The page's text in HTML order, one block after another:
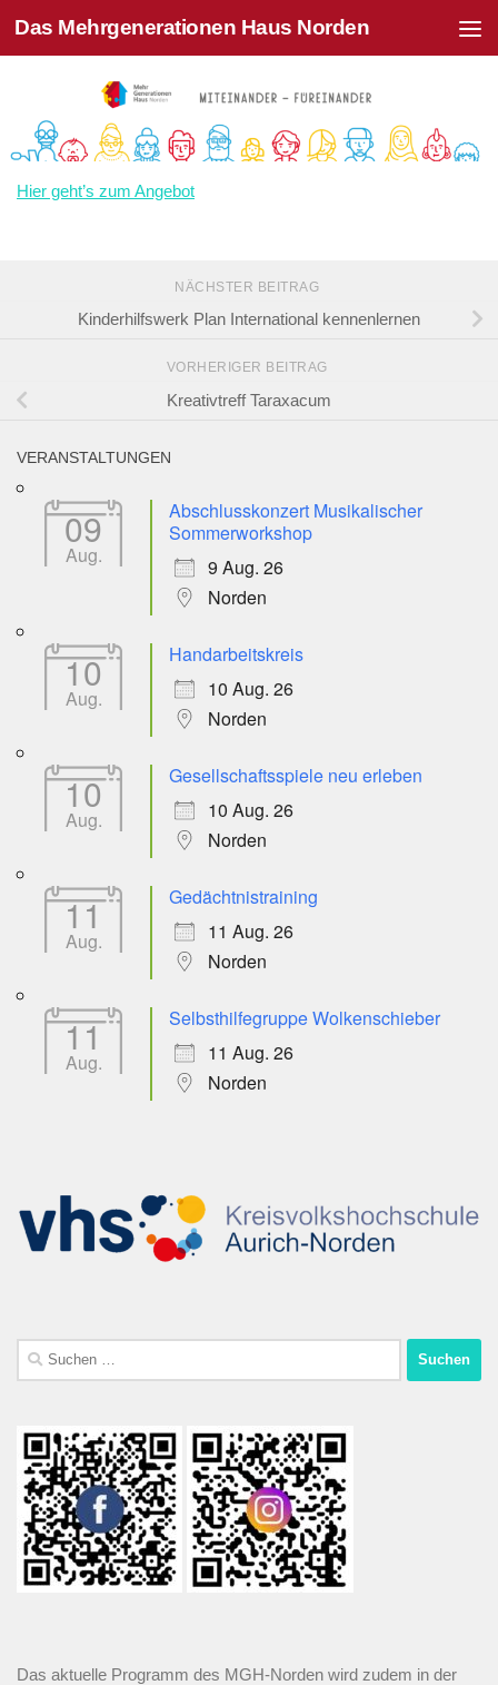
Zum Inhalt springen
Das Mehrgenerationen Haus Norden
Hier geht’s zum Angebot
NÄCHSTER BEITRAG
Kinderhilfswerk Plan International kennenlernen
VORHERIGER BEITRAG
Kreativtreff Taraxacum
VERANSTALTUNGEN
09
Aug.
Abschlusskonzert Musikalischer
Sommerworkshop
9 Aug. 26
Norden
10
Aug.
Handarbeitskreis
10 Aug. 26
Norden
10
Aug.
Gesellschaftsspiele neu erleben
10 Aug. 26
Norden
11
Aug.
Gedächtnistraining
11 Aug. 26
Norden
11
Aug.
Selbsthilfegruppe Wolkenschieber
11 Aug. 26
Norden
Das aktuelle Programm des MGH-Norden wird zudem in der